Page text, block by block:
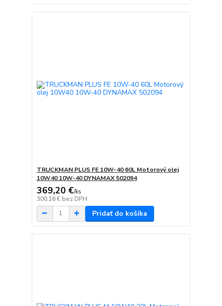
TRUCKMAN PLUS FE 10W-40 60L Motorový olej
10W40 10W-40 DYNAMAX 502094
369,20 €/ks
300,16 € bez DPH
Pridať do košíka